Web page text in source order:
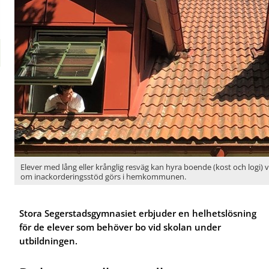
r
U
t
b
i
l
d
i
n
g
a
r
r
F
ö
r
e
l
e
v
r
Elever med lång eller krånglig resväg kan hyra boende (kost och logi)
om inackorderingsstöd görs i hemkommunen.
Stora Segerstadsgymnasiet erbjuder en helhetslösning
för de elever som behöver bo vid skolan under
utbildningen.